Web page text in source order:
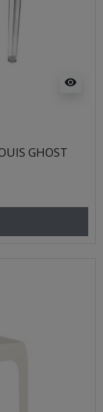
visibility
GHOST